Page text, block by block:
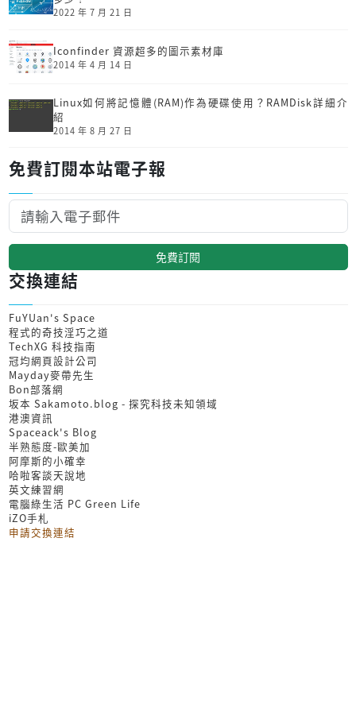
2022 年 7 月 21 日
Iconfinder 資源超多的圖示素材庫
2014 年 4 月 14 日
Linux如何將記憶體(RAM)作為硬碟使用？RAMDisk詳細介
紹
2014 年 8 月 27 日
免費訂閱本站電子報
免費訂閱
交換連結
FuYUan's Space
程式的奇技淫巧之道
TechXG 科技指南
冠均網頁設計公司
Mayday麥帶先生
Bon部落網
坂本 Sakamoto.blog - 探究科技未知領域
港澳資訊
Spaceack's Blog
半熟態度-歐美加
阿摩斯的小確幸
哈啦客談天說地
英文練習網
電腦綠生活 PC Green Life
iZO手札
申請交換連結